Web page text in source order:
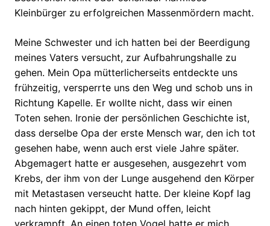
Kleinbürger zu erfolgreichen Massenmördern macht.
Meine Schwester und ich hatten bei der Beerdigung
meines Vaters versucht, zur Aufbahrungshalle zu
gehen. Mein Opa mütterlicherseits entdeckte uns
frühzeitig, versperrte uns den Weg und schob uns in
Richtung Kapelle. Er wollte nicht, dass wir einen
Toten sehen. Ironie der persönlichen Geschichte ist,
dass derselbe Opa der erste Mensch war, den ich tot
gesehen habe, wenn auch erst viele Jahre später.
Abgemagert hatte er ausgesehen, ausgezehrt vom
Krebs, der ihm von der Lunge ausgehend den Körper
mit Metastasen verseucht hatte. Der kleine Kopf lag
nach hinten gekippt, der Mund offen, leicht